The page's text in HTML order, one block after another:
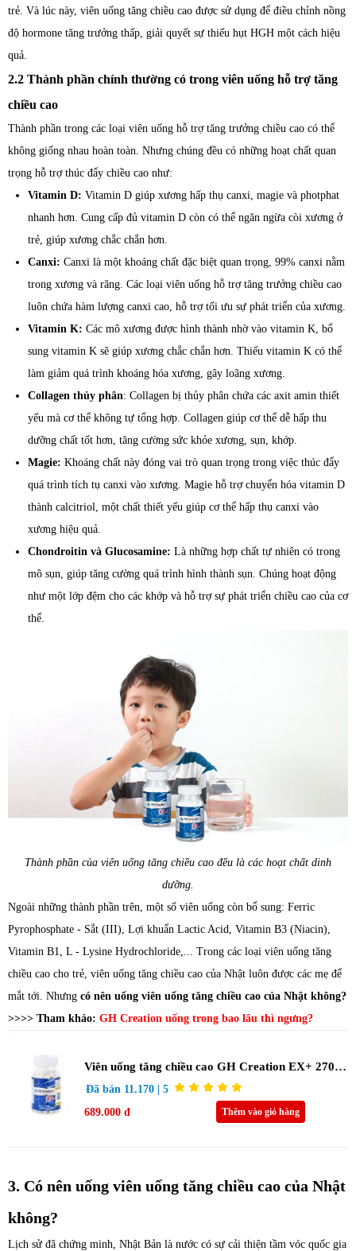
trẻ. Và lúc này, viên uống tăng chiều cao được sử dụng để điều chỉnh nồng
độ hormone tăng trưởng thấp, giải quyết sự thiếu hụt HGH một cách hiệu
quả.
2.2 Thành phần chính thường có trong viên uống hỗ trợ tăng
chiều cao
Thành phần trong các loại viên uống hỗ trợ tăng trưởng chiều cao có thể
không giống nhau hoàn toàn. Nhưng chúng đều có những hoạt chất quan
trọng hỗ trợ thúc đẩy chiều cao như:
Vitamin D: Vitamin D giúp xương hấp thụ canxi, magie và photphat
nhanh hơn. Cung cấp đủ vitamin D còn có thể ngăn ngừa còi xương ở
trẻ, giúp xương chắc chắn hơn.
Canxi: Canxi là một khoáng chất đặc biệt quan trọng, 99% canxi nằm
trong xương và răng. Các loại viên uống hỗ trợ tăng trưởng chiều cao
luôn chứa hàm lượng canxi cao, hỗ trợ tối ưu sự phát triển của xương.
Vitamin K: Các mô xương được hình thành nhờ vào vitamin K, bổ
sung vitamin K sẽ giúp xương chắc chắn hơn. Thiếu vitamin K có thể
làm giảm quá trình khoáng hóa xương, gây loãng xương.
Collagen thủy phân: Collagen bị thủy phân chứa các axit amin thiết
yếu mà cơ thể không tự tổng hợp. Collagen giúp cơ thể dễ hấp thu
dưỡng chất tốt hơn, tăng cường sức khỏe xương, sụn, khớp.
Magie: Khoáng chất này đóng vai trò quan trọng trong việc thúc đẩy
quá trình tích tụ canxi vào xương. Magie hỗ trợ chuyển hóa vitamin D
thành calcitriol, một chất thiết yếu giúp cơ thể hấp thụ canxi vào
xương hiệu quả.
Chondroitin và Glucosamine: Là những hợp chất tự nhiên có trong
mô sụn, giúp tăng cường quá trình hình thành sụn. Chúng hoạt động
như một lớp đệm cho các khớp và hỗ trợ sự phát triển chiều cao của cơ
thể.
Thành phần của viên uống tăng chiều cao đều là các hoạt chất dinh
dưỡng.
Ngoài những thành phần trên, một số viên uống còn bổ sung: Ferric
Pyrophosphate - Sắt (III), Lợi khuẩn Lactic Acid, Vitamin B3 (Niacin),
Vitamin B1, L - Lysine Hydrochloride,... Trong các loại viên uống tăng
chiều cao cho trẻ, viên uống tăng chiều cao của Nhật luôn được các mẹ để
mắt tới. Nhưng có nên uống viên uống tăng chiều cao của Nhật không?
>>>> Tham khảo: GH Creation uống trong bao lâu thì ngưng?
Viên uống tăng chiều cao GH Creation EX+ 270
viên (Chính hãng)
Đã bán 11.170 | 5
689.000 đ
Thêm vào giỏ hàng
3. Có nên uống viên uống tăng chiều cao của Nhật
không?
Lịch sử đã chứng minh, Nhật Bản là nước có sự cải thiện tầm vóc quốc gia